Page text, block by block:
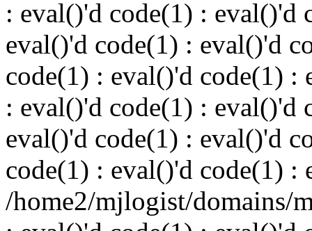
: eval()'d code(1) : eval()'d
eval()'d code(1) : eval()'d
code(1) : eval()'d code(1) :
: eval()'d code(1) : eval()'d
eval()'d code(1) : eval()'d
code(1) : eval()'d code(1) :
/home2/mjlogist/domains/